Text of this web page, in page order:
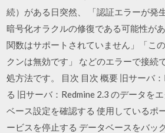
続）がある日突然、 「認証エラーが発
暗号化オラクルの修復である可能性が
関数はサポートされていません」「こ
クンは無効です」 などのエラーで接続
処方法です。 目次 目次 概要 旧サーバ
る 旧サーバ：Redmine 2.3 のデータを
ベース設定を確認する 使用しているポ
ービスを停止する データベースをバッ